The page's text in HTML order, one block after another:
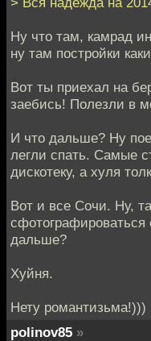
Ну что там, камрад
ну там постройки
Вот ты приехал на
заебись! Полезли в
И что дальше? Ну
легли спать. Самые
дискотеку, а хуля
Вот и все Сочи. Ну,
дальше?
Хуйня.
Нету романтизьма!)))
polinov85 »